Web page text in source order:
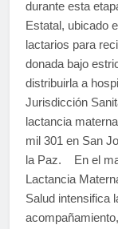
durante esta
Estatal, ubicado
lactarios para
donada bajo
distribuirla a
Jurisdicción
lactancia
mil 301 en San
la Paz. En el
Lactancia
Salud intensifica